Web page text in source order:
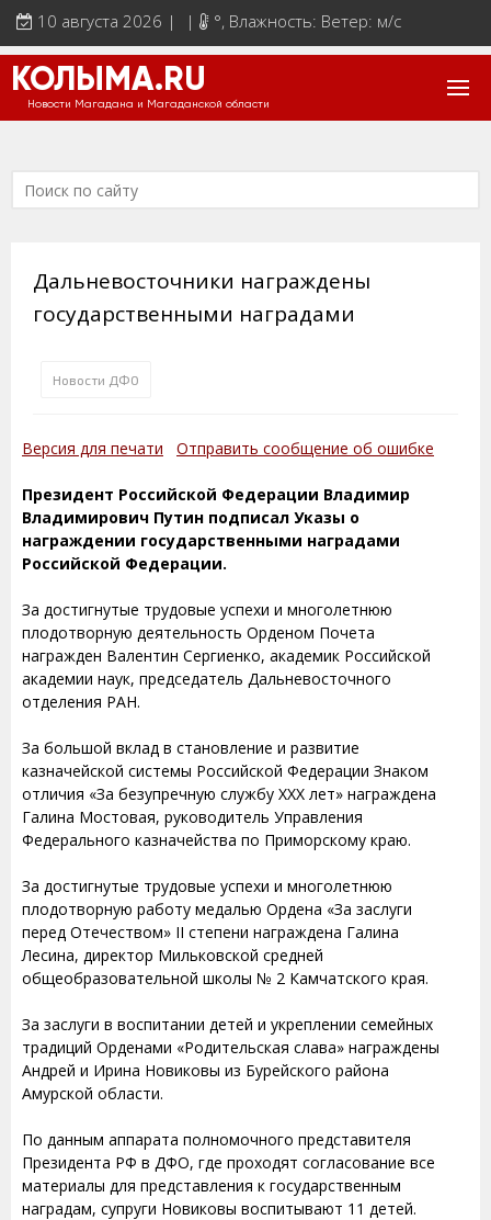
10 августа 2026 | | °, Влажность: Ветер: м/с
КОЛЫМА.RU
Новости Магадана и Магаданской области
Дальневосточники награждены
государственными наградами
Новости ДФО
Версия для печати Отправить сообщение об ошибке
Президент Российской Федерации Владимир
Владимирович Путин подписал Указы о
награждении государственными наградами
Российской Федерации.
За достигнутые трудовые успехи и многолетнюю
плодотворную деятельность Орденом Почета
награжден Валентин Сергиенко, академик Российской
академии наук, председатель Дальневосточного
отделения РАН.
За большой вклад в становление и развитие
казначейской системы Российской Федерации Знаком
отличия «За безупречную службу XXX лет» награждена
Галина Мостовая, руководитель Управления
Федерального казначейства по Приморскому краю.
За достигнутые трудовые успехи и многолетнюю
плодотворную работу медалью Ордена «За заслуги
перед Отечеством» II степени награждена Галина
Лесина, директор Мильковской средней
общеобразовательной школы № 2 Камчатского края.
За заслуги в воспитании детей и укреплении семейных
традиций Орденами «Родительская слава» награждены
Андрей и Ирина Новиковы из Бурейского района
Амурской области.
По данным аппарата полномочного представителя
Президента РФ в ДФО, где проходят согласование все
материалы для представления к государственным
наградам, супруги Новиковы воспитывают 11 детей.